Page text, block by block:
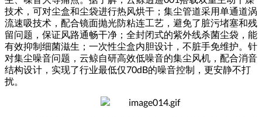
技术，可对尘盒和尘袋进行热风烘干；集尘管道采用单通道涡
流速吸技术，配合镜面抛光防粘连工艺，避免了脏污堵塞和残
留问题，保证风路通畅干净；全封闭式的紫外线杀菌尘袋，能
有效抑制细菌滋生；一次性尘盒内胆设计，不脏手免维护。针
对集尘噪音问题，云鲸自研高效低噪音的集尘风机，配合消音
结构设计，实现了行业最低仅70dB的噪音控制，更安静不打
扰。